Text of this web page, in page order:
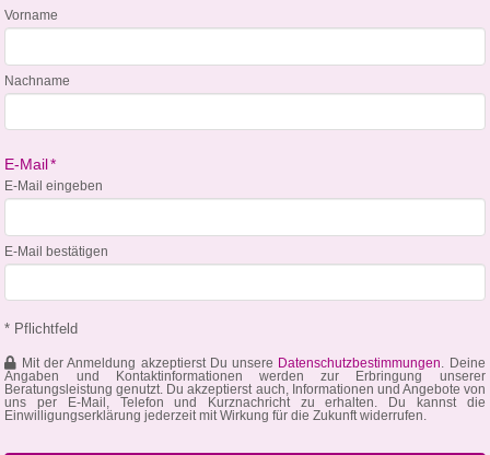
Vorname
Nachname
E-Mail*
E-Mail eingeben
E-Mail bestätigen
* Pflichtfeld
Mit der Anmeldung akzeptierst Du unsere Datenschutzbestimmungen. Deine
Angaben und Kontaktinformationen werden zur Erbringung unserer
Beratungsleistung genutzt. Du akzeptierst auch, Informationen und Angebote von
uns per E-Mail, Telefon und Kurznachricht zu erhalten. Du kannst die
Einwilligungserklärung jederzeit mit Wirkung für die Zukunft widerrufen.